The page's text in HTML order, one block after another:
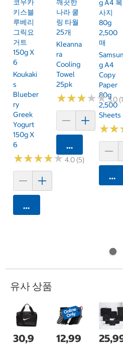
코우카
키스블
루베리
그릭요
거트
150g X
6
Koukaki
S
Blueber
Ry
Greek
Yogurt
150g X
6
★★★★★
★★★★★4.0 (5)
카트에 담기
깨끗한
나라 쿨
링 타월
25개
Kleanna
Ra
Cooling
Towel
25pk
★★★★★
★★★★★3.0
카트에 담기
G A4 복
사지
80g
2,500
매
Samsun
G A4
Copy
Paper
80g
2,500
Sheets
★★
★★
카
유사 상품
30,9
12,99